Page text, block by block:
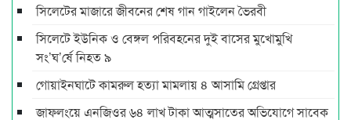
সিলেটের মাজারে জীবনের শেষ গান গাইলেন ভৈরবী
সিলেটে ইউনিক ও বেঙ্গল পরিবহনের দুই বাসের মুখোমুখি
সং’ঘ’র্ষে নিহত ৯
গোয়াইনঘাটে কামরুল হত্যা মামলায় ৪ আসামি গ্রেপ্তার
জাফলংয়ে এনজিওর ৬৪ লাখ টাকা আত্মসাতের অভিযোগে সাবেক